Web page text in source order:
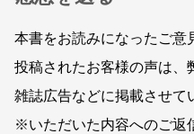
本書をお読みになったご意
投稿されたお客様の声は、
雑誌広告などに掲載させて
※いただいた内容へのご返